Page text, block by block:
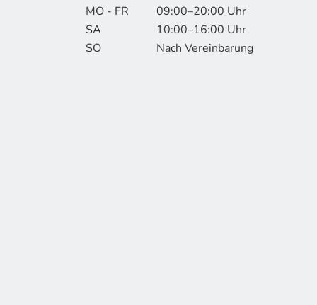
MO - FR
09:00–20:00 Uhr
SA
10:00–16:00 Uhr
SO
Nach Vereinbarung